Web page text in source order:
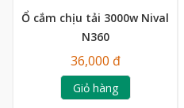
Ổ cắm chịu tải 3000w Nival
N360
36,000 đ
Giỏ hàng